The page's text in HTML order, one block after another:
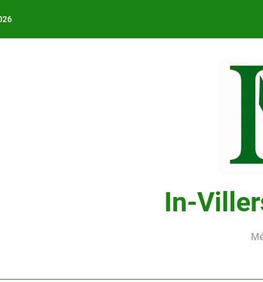
In-